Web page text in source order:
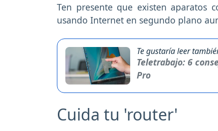
Ten presente que existen aparatos
usando Internet en segundo plano
Te gustaría leer
Teletrabajo: 6
Pro
Cuida tu 'router'